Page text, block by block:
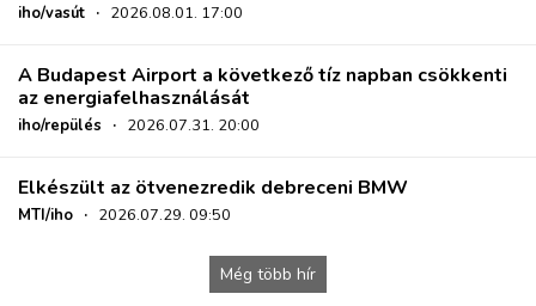
iho/vasút · 2026.08.01. 17:00
A Budapest Airport a következő tíz napban csökkenti
az energiafelhasználását
iho/repülés · 2026.07.31. 20:00
Elkészült az ötvenezredik debreceni BMW
MTI/iho · 2026.07.29. 09:50
Még több hír